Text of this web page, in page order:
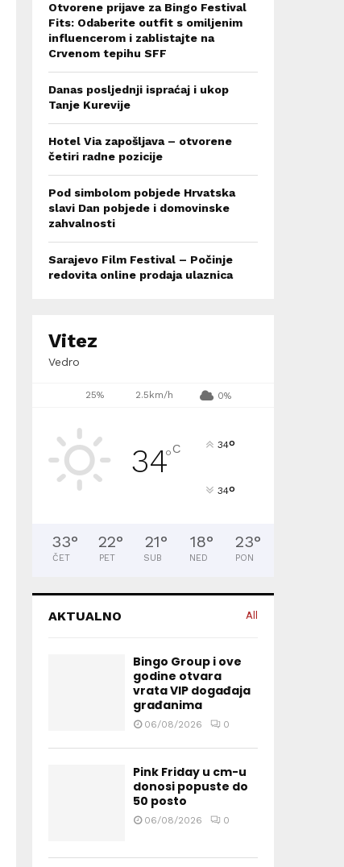
Otvorene prijave za Bingo Festival
Fits: Odaberite outfit s omiljenim
influencerom i zablistajte na
Crvenom tepihu SFF
Danas posljednji ispraćaj i ukop
Tanje Kurevije
Hotel Via zapošljava – otvorene
četiri radne pozicije
Pod simbolom pobjede Hrvatska
slavi Dan pobjede i domovinske
zahvalnosti
Sarajevo Film Festival – Počinje
redovita online prodaja ulaznica
Vitez
Vedro
25% 2.5km/h 0%
34°C 34°
34°
33°
ČET
22°
PET
21°
SUB
18°
NED
23°
PON
AKTUALNO All
Bingo Group i ove
godine otvara
vrata VIP događaja
građanima
06/08/2026 0
Pink Friday u cm-u
donosi popuste do
50 posto
06/08/2026 0